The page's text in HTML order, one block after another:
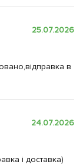
25.07.2026
в
24.07.2026
і доставка)